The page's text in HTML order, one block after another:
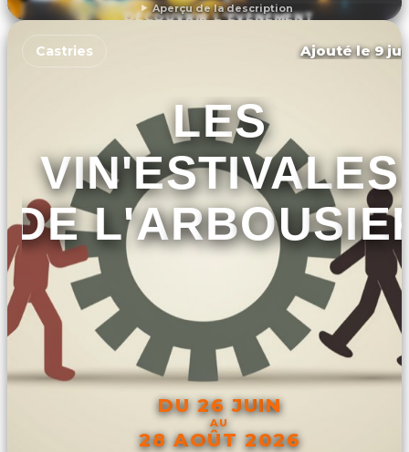
Aperçu de la description
DÉCOUVRIR L'ÉVÉNEMENT
Castries Ajouté le 9
LES
VIN'ESTIVALES
DE
DU 26 JUIN
AU
28 AOÛT 2026